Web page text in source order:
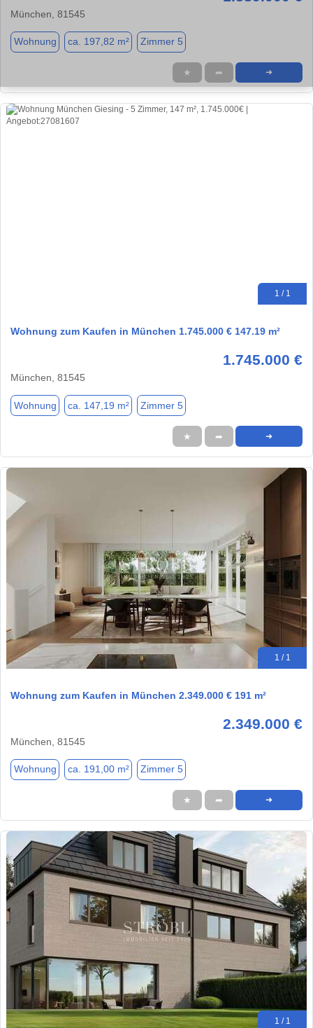
München, 81545
Wohnung ca. 197,82 m² Zimmer 5
★ ➦ ➜
1 / 1
Wohnung zum Kaufen in München 1.745.000 € 147.19 m²
1.745.000 €
München, 81545
Wohnung ca. 147,19 m² Zimmer 5
★ ➦ ➜
1 / 1
Wohnung zum Kaufen in München 2.349.000 € 191 m²
2.349.000 €
München, 81545
Wohnung ca. 191,00 m² Zimmer 5
★ ➦ ➜
1 / 1